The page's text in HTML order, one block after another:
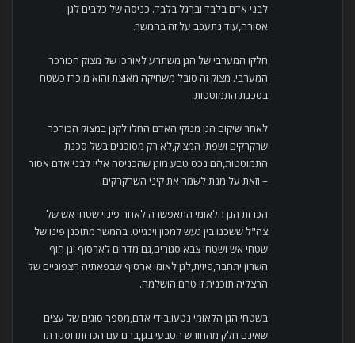
לבני אדם בלבד וברגל בלבד. כניסה של כלבים לגן
אסורה,עוד נתעכב על זה בהמשך.
חלקו המערבי של הגן משתרע לאורכו של מצוק הכורכר
המערבי. מצוק זה סובל משחיקה מאוצת והוא מוכרז כשטח
בסכנת התמוטטות.
לאחר שיקום הגן מנזקי האדם החלו לקנן במצוק הכורכר
שרקרקים ושפתי המצוק,לא רק מסוכנים בשל סכנת
התמוטטות,הם נכס טבע מוגן שהכניסה אליו לבני אדם אסור
– וזאת על מנת לשמר את קיני השרקרקים.
הכרזת הגן הלאומי התאפשרה לאחר פינוי שטחי אש של
צה"ל ששכנו בין געש למכון וינגייט. בהמשך מתוכנן פינו של
שטחי אש ושטחי צבא סגורים,גם מדרום לארסוף וגן חוף
השרון יתחבר,פיזית,לגן לאומי ארסוף שבפאתיה הצפוניים של
הרצליה.תוכנית זו טרם הושלמה.
בשטחי הגן הלאומי נטעו,בידי אדם,מספר סוגים של עצים
שאינם חלק מהחורש הטבעי בגן,ברם:עם הכרזתו וסגירתו